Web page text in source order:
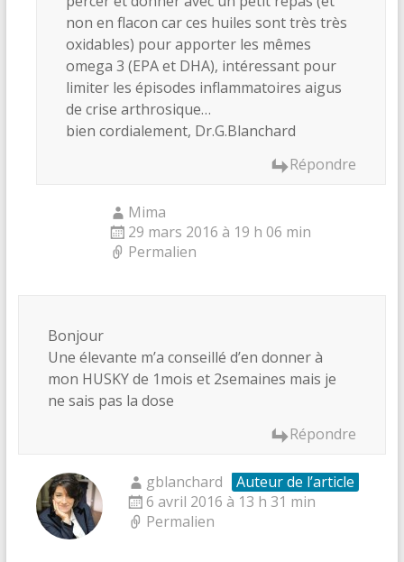
non en flacon car ces huiles sont très très
oxidables) pour apporter les mêmes
omega 3 (EPA et DHA), intéressant pour
limiter les épisodes inflammatoires aigus
de crise arthrosique…
bien cordialement, Dr.G.Blanchard
Répondre
Mima
29 mars 2016 à 19 h 06 min
Permalien
Bonjour
Une élevante m’a conseillé d’en donner à
mon HUSKY de 1mois et 2semaines mais je
ne sais pas la dose
Répondre
gblanchard
Auteur de l’article
6 avril 2016 à 13 h 31 min
Permalien